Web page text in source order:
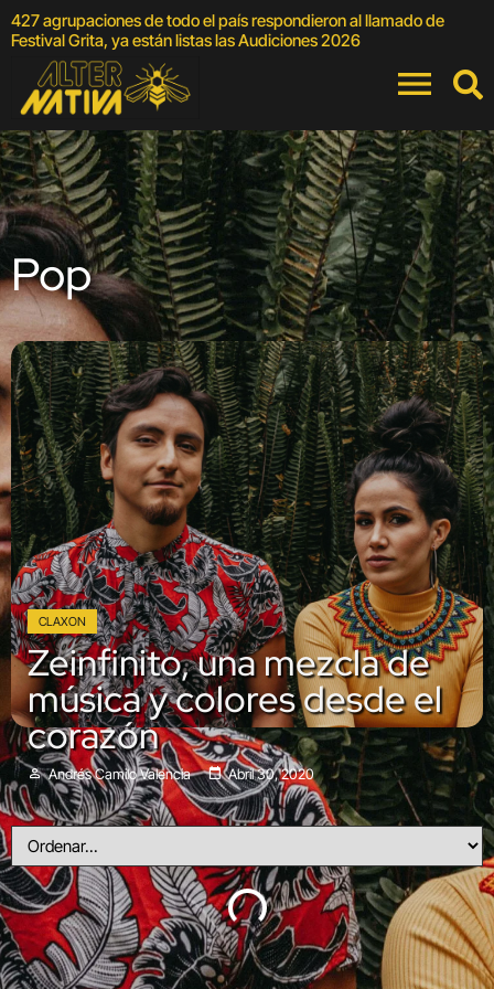
427 agrupaciones de todo el país respondieron al llamado de
Festival Grita, ya están listas las Audiciones 2026
Pop
CLAXON
Zeinfinito, una mezcla de
música y colores desde el
corazón
Andrés Camilo Valencia Abril 30, 2020